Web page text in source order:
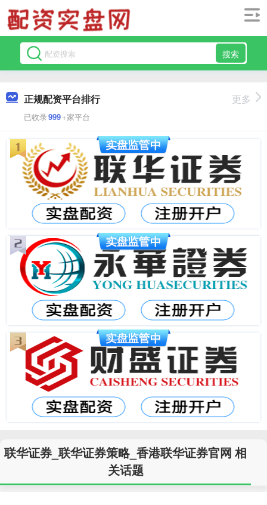
搜索
正规配资平台排行
已收录999+家平台
更多
联华证券_联华证券策略_香港联华证券官网 相
关话题